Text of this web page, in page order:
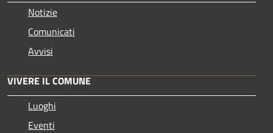
Notizie
Comunicati
Avvisi
VIVERE IL COMUNE
Luoghi
Eventi